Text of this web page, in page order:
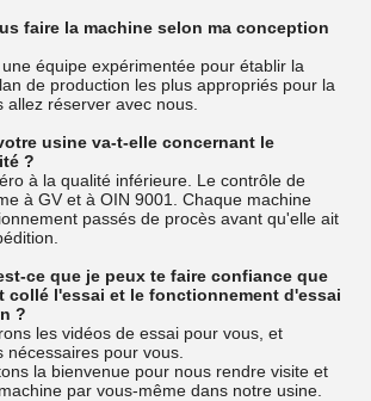
faire la machine selon ma conception
équipe expérimentée pour établir la
de production les plus appropriés pour la
allez réserver avec nous.
usine va-t-elle concernant le
?
à la qualité inférieure. Le contrôle de
à GV et à OIN 9001. Chaque machine
passés de procès avant qu'elle ait
ce que je peux te faire confiance que
collé l'essai et le fonctionnement d'essai
?
les vidéos de essai pour vous, et
nécessaires pour vous.
la bienvenue pour nous rendre visite et
par vous-même dans notre usine.